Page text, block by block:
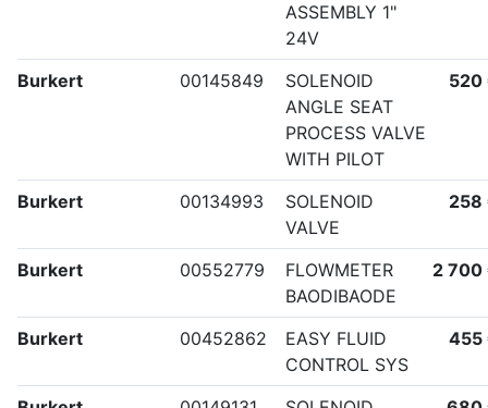
ASSEMBLY 1"
24V
Burkert 00145849
SOLENOID
ANGLE SEAT
PROCESS VALVE
WITH PILOT
520
Burkert 00134993
SOLENOID
VALVE
258
Burkert 00552779
FLOWMETER
BAODIBAODE
2 700
Burkert 00452862
EASY FLUID
CONTROL SYS
455